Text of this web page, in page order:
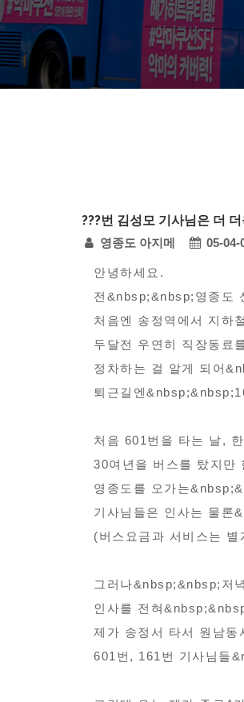
모???번 김성모 기사님은 더
페
이
지
정
보
영종도 아지메 05-04-
본
문
안녕하세요.
전&nbsp;&nbsp;영종도
처음엔 송정역에서 지하
두달전 우연히 직장동료
정차하는 걸 알게 되어
퇴근길엔
처음 601번을 타는 날,
30여년을 버스를 탔지만
영종도를 오가는
기사님들은 인사는 물론
(버스요금과 서비스는 별
그러나&nbsp;&nbsp;저
인사를 전혀
제가 송정서 타서 원남
601번, 161번 기사님들